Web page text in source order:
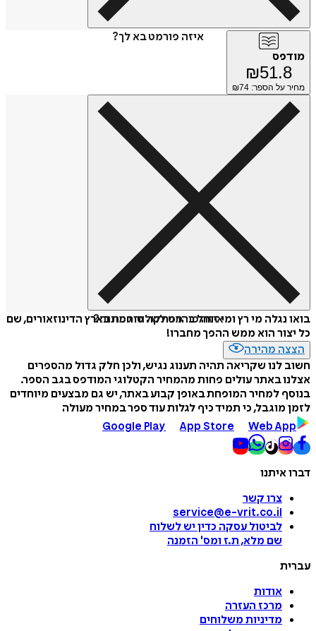
איזה פורמט בא לך?
מודפס
₪51.8
מחיר על הספר: ₪ 74
איזה פורמט לשלוח כמתנה?
בואו נגלה מי רץ ומי זוחל בהרפתקה סוחפת בארץ הדינוזאורים, שם
כל יצור הוא ממש ההפך מחברו!
הצצה מהירה
חשוב לנו שקריאה תהיה תענוג נגיש, ולכן חלק גדול מהספרים
אצלנו באתר עולים פחות מהמחיר הקטלוגי המודפס בגב הספר.
בנוסף למחיר המופחת באופן קבוע באתר, יש גם מבצעים מיוחדים
לזמן מוגבל, כי תמיד כיף לגלות עוד ספר במחיר מעולה
Google Play
App Store Web App
דברו איתנו
צרו קשר
service@e-vrit.co.il
לביטול עסקה כדין יש לשלוח
שם מלא, ת.ז ומס' הזמנה
עברית
אודות
מרכז העזרה
מדיניות משלוחים